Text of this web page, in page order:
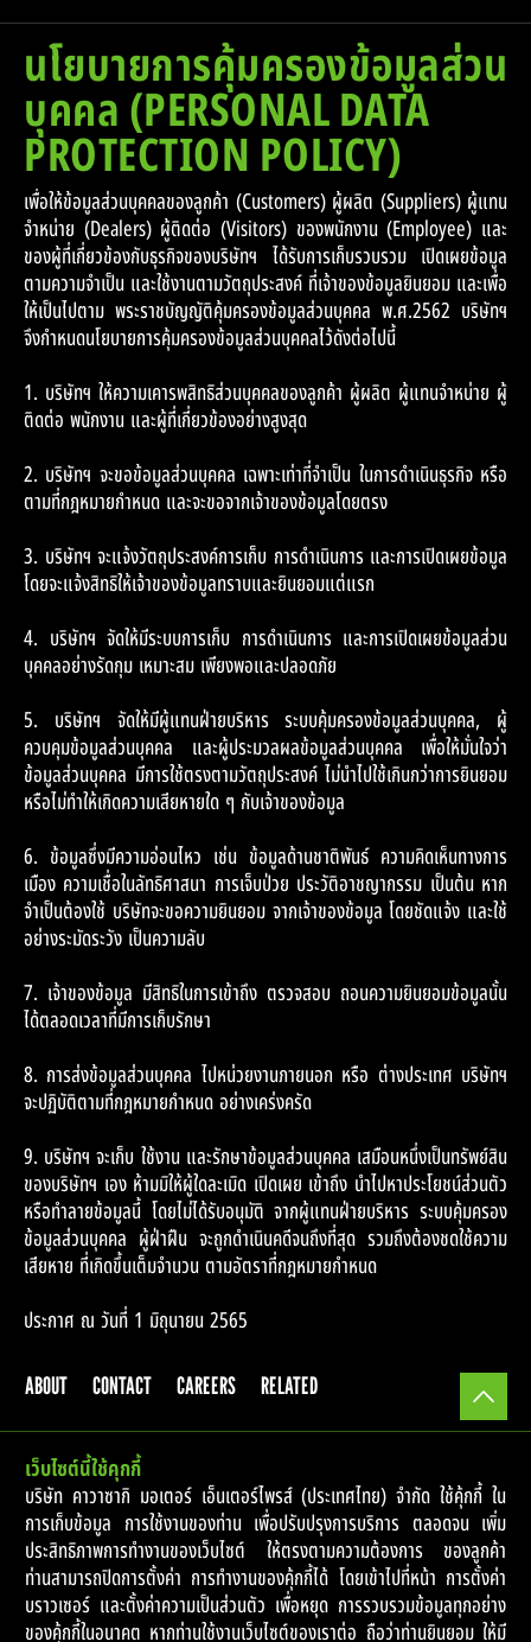
นโยบายการคุ้มครองข้อมูลส่วน
บุคคล (PERSONAL DATA
PROTECTION POLICY)
เพื่อให้ข้อมูลส่วนบุคคลของลูกค้า (Customers) ผู้ผลิต (Suppliers) ผู้แทน
จำหน่าย (Dealers) ผู้ติดต่อ (Visitors) ของพนักงาน (Employee) และ
ของผู้ที่เกี่ยวข้องกับธุรกิจของบริษัทฯ ได้รับการเก็บรวบรวม เปิดเผยข้อมูล
ตามความจำเป็น และใช้งานตามวัตถุประสงค์ ที่เจ้าของข้อมูลยินยอม และเพื่อ
ให้เป็นไปตาม พระราชบัญญัติคุ้มครองข้อมูลส่วนบุคคล พ.ศ.2562 บริษัทฯ
จึงกำหนดนโยบายการคุ้มครองข้อมูลส่วนบุคคลไว้ดังต่อไปนี้
1. บริษัทฯ ให้ความเคารพสิทธิส่วนบุคคลของลูกค้า ผู้ผลิต ผู้แทนจำหน่าย ผู้
ติดต่อ พนักงาน และผู้ที่เกี่ยวข้องอย่างสูงสุด
2. บริษัทฯ จะขอข้อมูลส่วนบุคคล เฉพาะเท่าที่จำเป็น ในการดำเนินธุรกิจ หรือ
ตามที่กฎหมายกำหนด และจะขอจากเจ้าของข้อมูลโดยตรง
3. บริษัทฯ จะแจ้งวัตถุประสงค์การเก็บ การดำเนินการ และการเปิดเผยข้อมูล
โดยจะแจ้งสิทธิให้เจ้าของข้อมูลทราบและยินยอมแต่แรก
4. บริษัทฯ จัดให้มีระบบการเก็บ การดำเนินการ และการเปิดเผยข้อมูลส่วน
บุคคลอย่างรัดกุม เหมาะสม เพียงพอและปลอดภัย
5. บริษัทฯ จัดให้มีผู้แทนฝ่ายบริหาร ระบบคุ้มครองข้อมูลส่วนบุคคล, ผู้
ควบคุมข้อมูลส่วนบุคคล และผู้ประมวลผลข้อมูลส่วนบุคคล เพื่อให้มั่นใจว่า
ข้อมูลส่วนบุคคล มีการใช้ตรงตามวัตถุประสงค์ ไม่นำไปใช้เกินกว่าการยินยอม
หรือไม่ทำให้เกิดความเสียหายใด ๆ กับเจ้าของข้อมูล
6. ข้อมูลซึ่งมีความอ่อนไหว เช่น ข้อมูลด้านชาติพันธ์ ความคิดเห็นทางการ
เมือง ความเชื่อในลัทธิศาสนา การเจ็บป่วย ประวัติอาชญากรรม เป็นต้น หาก
จำเป็นต้องใช้ บริษัทจะขอความยินยอม จากเจ้าของข้อมูล โดยชัดแจ้ง และใช้
อย่างระมัดระวัง เป็นความลับ
7. เจ้าของข้อมูล มีสิทธิในการเข้าถึง ตรวจสอบ ถอนความยินยอมข้อมูลนั้น
ได้ตลอดเวลาที่มีการเก็บรักษา
8. การส่งข้อมูลส่วนบุคคล ไปหน่วยงานภายนอก หรือ ต่างประเทศ บริษัทฯ
จะปฏิบัติตามที่กฎหมายกำหนด อย่างเคร่งครัด
9. บริษัทฯ จะเก็บ ใช้งาน และรักษาข้อมูลส่วนบุคคล เสมือนหนึ่งเป็นทรัพย์สิน
ของบริษัทฯ เอง ห้ามมิให้ผู้ใดละเมิด เปิดเผย เข้าถึง นำไปหาประโยชน์ส่วนตัว
หรือทำลายข้อมูลนี้ โดยไม่ได้รับอนุมัติ จากผู้แทนฝ่ายบริหาร ระบบคุ้มครอง
ข้อมูลส่วนบุคคล ผู้ฝ่าฝืน จะถูกดำเนินคดีจนถึงที่สุด รวมถึงต้องชดใช้ความ
เสียหาย ที่เกิดขึ้นเต็มจำนวน ตามอัตราที่กฎหมายกำหนด
ประกาศ ณ วันที่ 1 มิถุนายน 2565
ABOUT CONTACT CAREERS RELATED
© 2017 Kawasaki Motors Enterprise (Thailand) Co.,Ltd.
เว็บไซต์นี้ใช้คุกกี้
บริษัท คาวาซากิ มอเตอร์ เอ็นเตอร์ไพรส์ (ประเทศไทย) จำกัด ใช้คุ้กกี้ ใน
การเก็บข้อมูล การใช้งานของท่าน เพื่อปรับปรุงการบริการ ตลอดจน เพิ่ม
ประสิทธิภาพการทำงานของเว็บไซต์ ให้ตรงตามความต้องการ ของลูกค้า
ท่านสามารถปิดการตั้งค่า การทำงานของคุ้กกี้ได้ โดยเข้าไปที่หน้า การตั้งค่า
บราวเซอร์ และตั้งค่าความเป็นส่วนตัว เพื่อหยุด การรวบรวมข้อมูลทุกอย่าง
ของคุ้กกี้ในอนาคต หากท่านใช้งานเว็บไซต์ของเราต่อ ถือว่าท่านยินยอม ให้มี